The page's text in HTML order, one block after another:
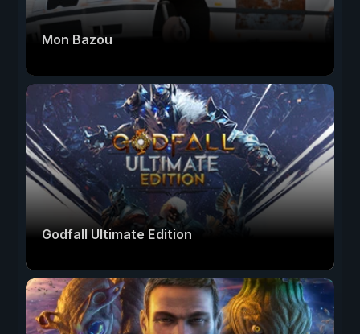
Mon Bazou
Godfall Ultimate Edition